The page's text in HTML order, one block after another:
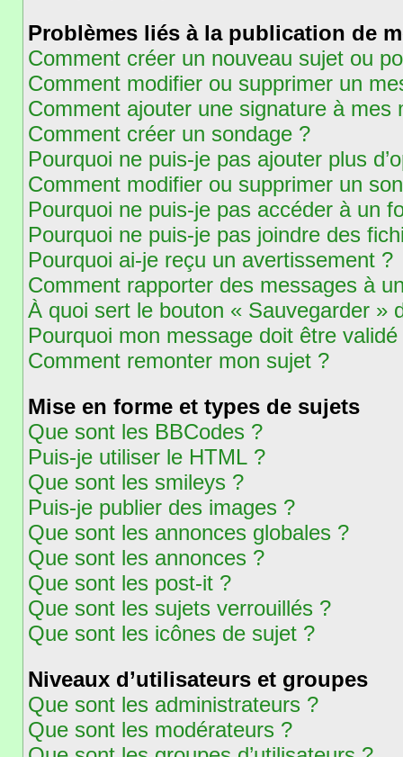
Problèmes liés à la publication de
Comment créer un nouveau sujet ou
Comment modifier ou supprimer un
Comment ajouter une signature à mes
Comment créer un sondage ?
Pourquoi ne puis-je pas ajouter plus
Comment modifier ou supprimer un
Pourquoi ne puis-je pas accéder à un
Pourquoi ne puis-je pas joindre des
Pourquoi ai-je reçu un avertissement ?
Comment rapporter des messages à
À quoi sert le bouton « Sauvegarder »
Pourquoi mon message doit être validé
Comment remonter mon sujet ?
Mise en forme et types de sujets
Que sont les BBCodes ?
Puis-je utiliser le HTML ?
Que sont les smileys ?
Puis-je publier des images ?
Que sont les annonces globales ?
Que sont les annonces ?
Que sont les post-it ?
Que sont les sujets verrouillés ?
Que sont les icônes de sujet ?
Niveaux d’utilisateurs et groupes
Que sont les administrateurs ?
Que sont les modérateurs ?